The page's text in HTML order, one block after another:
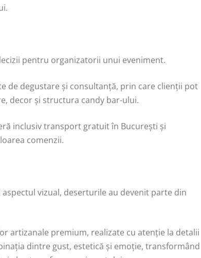
pentru organizatorii unui eveniment.
de degustare și consultanță, prin care clienții pot
decor și structura candy bar-ului.
inclusiv transport gratuit în București și
comenzii.
vizual, deserturile au devenit parte din
artizanale premium, realizate cu atenție la detalii
dintre gust, estetică și emoție, transformând